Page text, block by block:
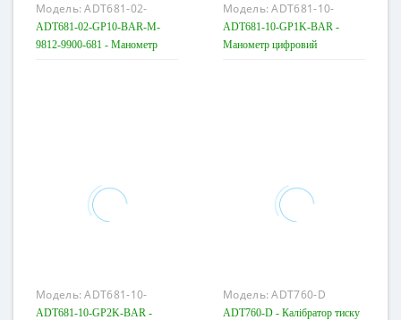
Модель:ADT681-02-
GP10-BAR-M-9812-9900-
681
ADT681-02-GP10-BAR-M-
9812-9900-681 - Манометр
Модель:ADT681-10-
GP1K-BAR
ADT681-10-GP1K-BAR -
Манометр цифровий
Модель:ADT681-10-
GP2K-BAR
ADT681-10-GP2K-BAR -
Модель:ADT760-D
ADT760-D - Калібратор тиску